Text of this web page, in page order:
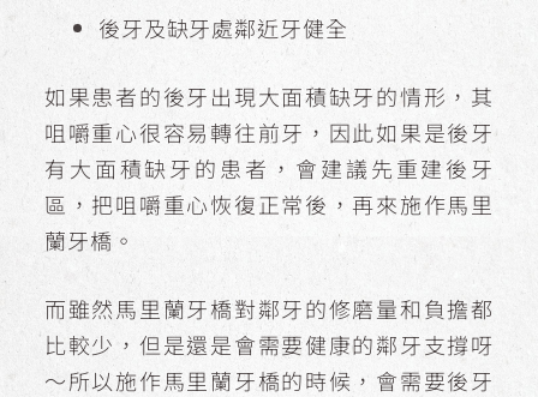
後牙及缺牙處鄰近牙健全
如果患者的後牙出現大面積缺牙的情形，其
咀嚼重心很容易轉往前牙，因此如果是後牙
有大面積缺牙的患者，會建議先重建後牙
區，把咀嚼重心恢復正常後，再來施作馬里
蘭牙橋。
而雖然馬里蘭牙橋對鄰牙的修磨量和負擔都
比較少，但是還是會需要健康的鄰牙支撐呀
～所以施作馬里蘭牙橋的時候，會需要後牙